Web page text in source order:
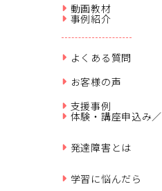
動画教材
事例紹介
よくある質問
お客様の声
支援事例
体験・講座申込み
発達障害とは
学習に悩んだら